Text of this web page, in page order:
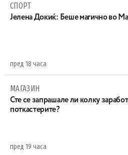
СПОРТ
Јелена Докиќ: Беше магично во
пред 18 часа
МАГАЗИН
Сте се запрашале ли колку
поткастерите?
пред 19 часа